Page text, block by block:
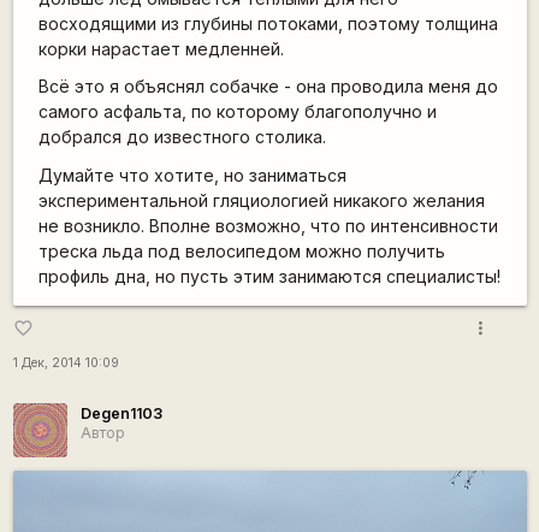
восходящими из глубины потоками, поэтому толщина
корки нарастает медленней.
Всё это я объяснял собачке - она проводила меня до
самого асфальта, по которому благополучно и
добрался до известного столика.
Думайте что хотите, но заниматься
экспериментальной гляциологией никакого желания
не возникло. Вполне возможно, что по интенсивности
треска льда под велосипедом можно получить
профиль дна, но пусть этим занимаются специалисты!
favorite_border
1 Дек, 2014 10:09
more_vert
Degen1103
Автор